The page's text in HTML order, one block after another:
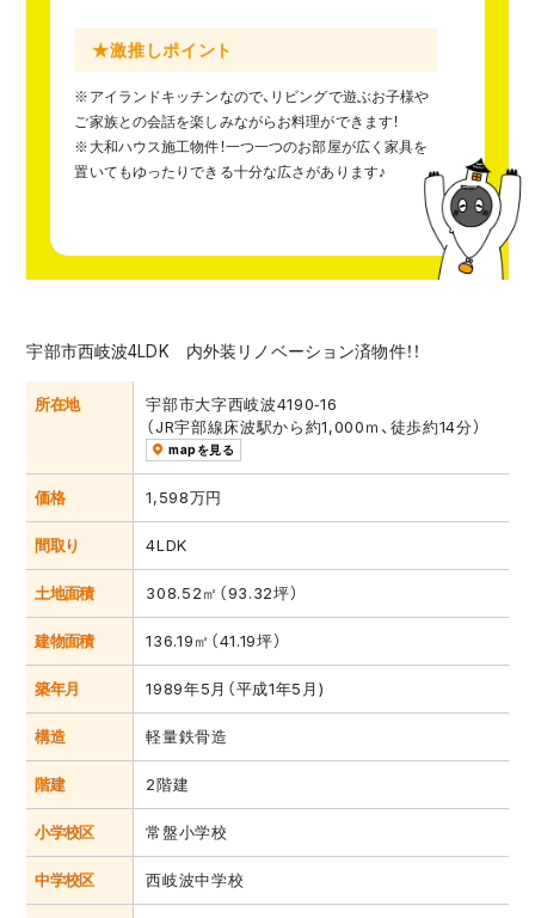
★激推しポイント
※アイランドキッチンなので、リビングで遊ぶお子様や
ご家族との会話を楽しみながらお料理ができます！
※大和ハウス施工物件！一つ一つのお部屋が広く家具を
置いてもゆったりできる十分な広さがあります♪
宇部市西岐波4LDK 内外装リノベーション済物件！！
所在地
宇部市大字西岐波4190‐16
（JR宇部線床波駅から約1,000ｍ、徒歩約14分）
mapを見る
価格 1,598万円
間取り 4LDK
土地面積 308.52㎡（93.32坪）
建物面積 136.19㎡（41.19坪）
築年月 1989年5月（平成1年5月)
構造 軽量鉄骨造
階建 2階建
小学校区 常盤小学校
中学校区 西岐波中学校